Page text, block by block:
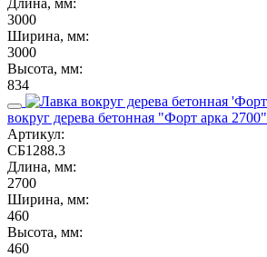
3000
Ширина, мм:
3000
Высота, мм:
834
вокруг дерева бетонная "Форт арка 2700"
Артикул:
СБ1288.3
Длина, мм:
2700
Ширина, мм:
460
Высота, мм:
460